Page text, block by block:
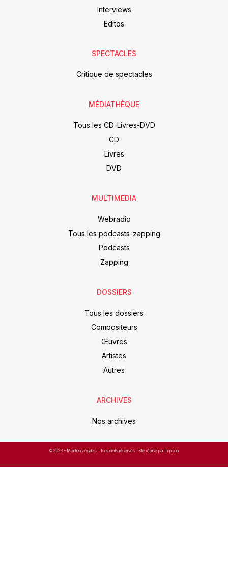
Interviews
Editos
SPECTACLES
Critique de spectacles
MÉDIATHÈQUE
Tous les CD-Livres-DVD
CD
Livres
DVD
MULTIMEDIA
Webradio
Tous les podcasts-zapping
Podcasts
Zapping
DOSSIERS
Tous les dossiers
Compositeurs
Œuvres
Artistes
Autres
ARCHIVES
Nos archives
© 2023 – Mentions légales – Tous droits réservés – Site réalisé par Improba